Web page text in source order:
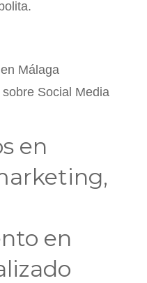
Málaga
Social Media
en
en